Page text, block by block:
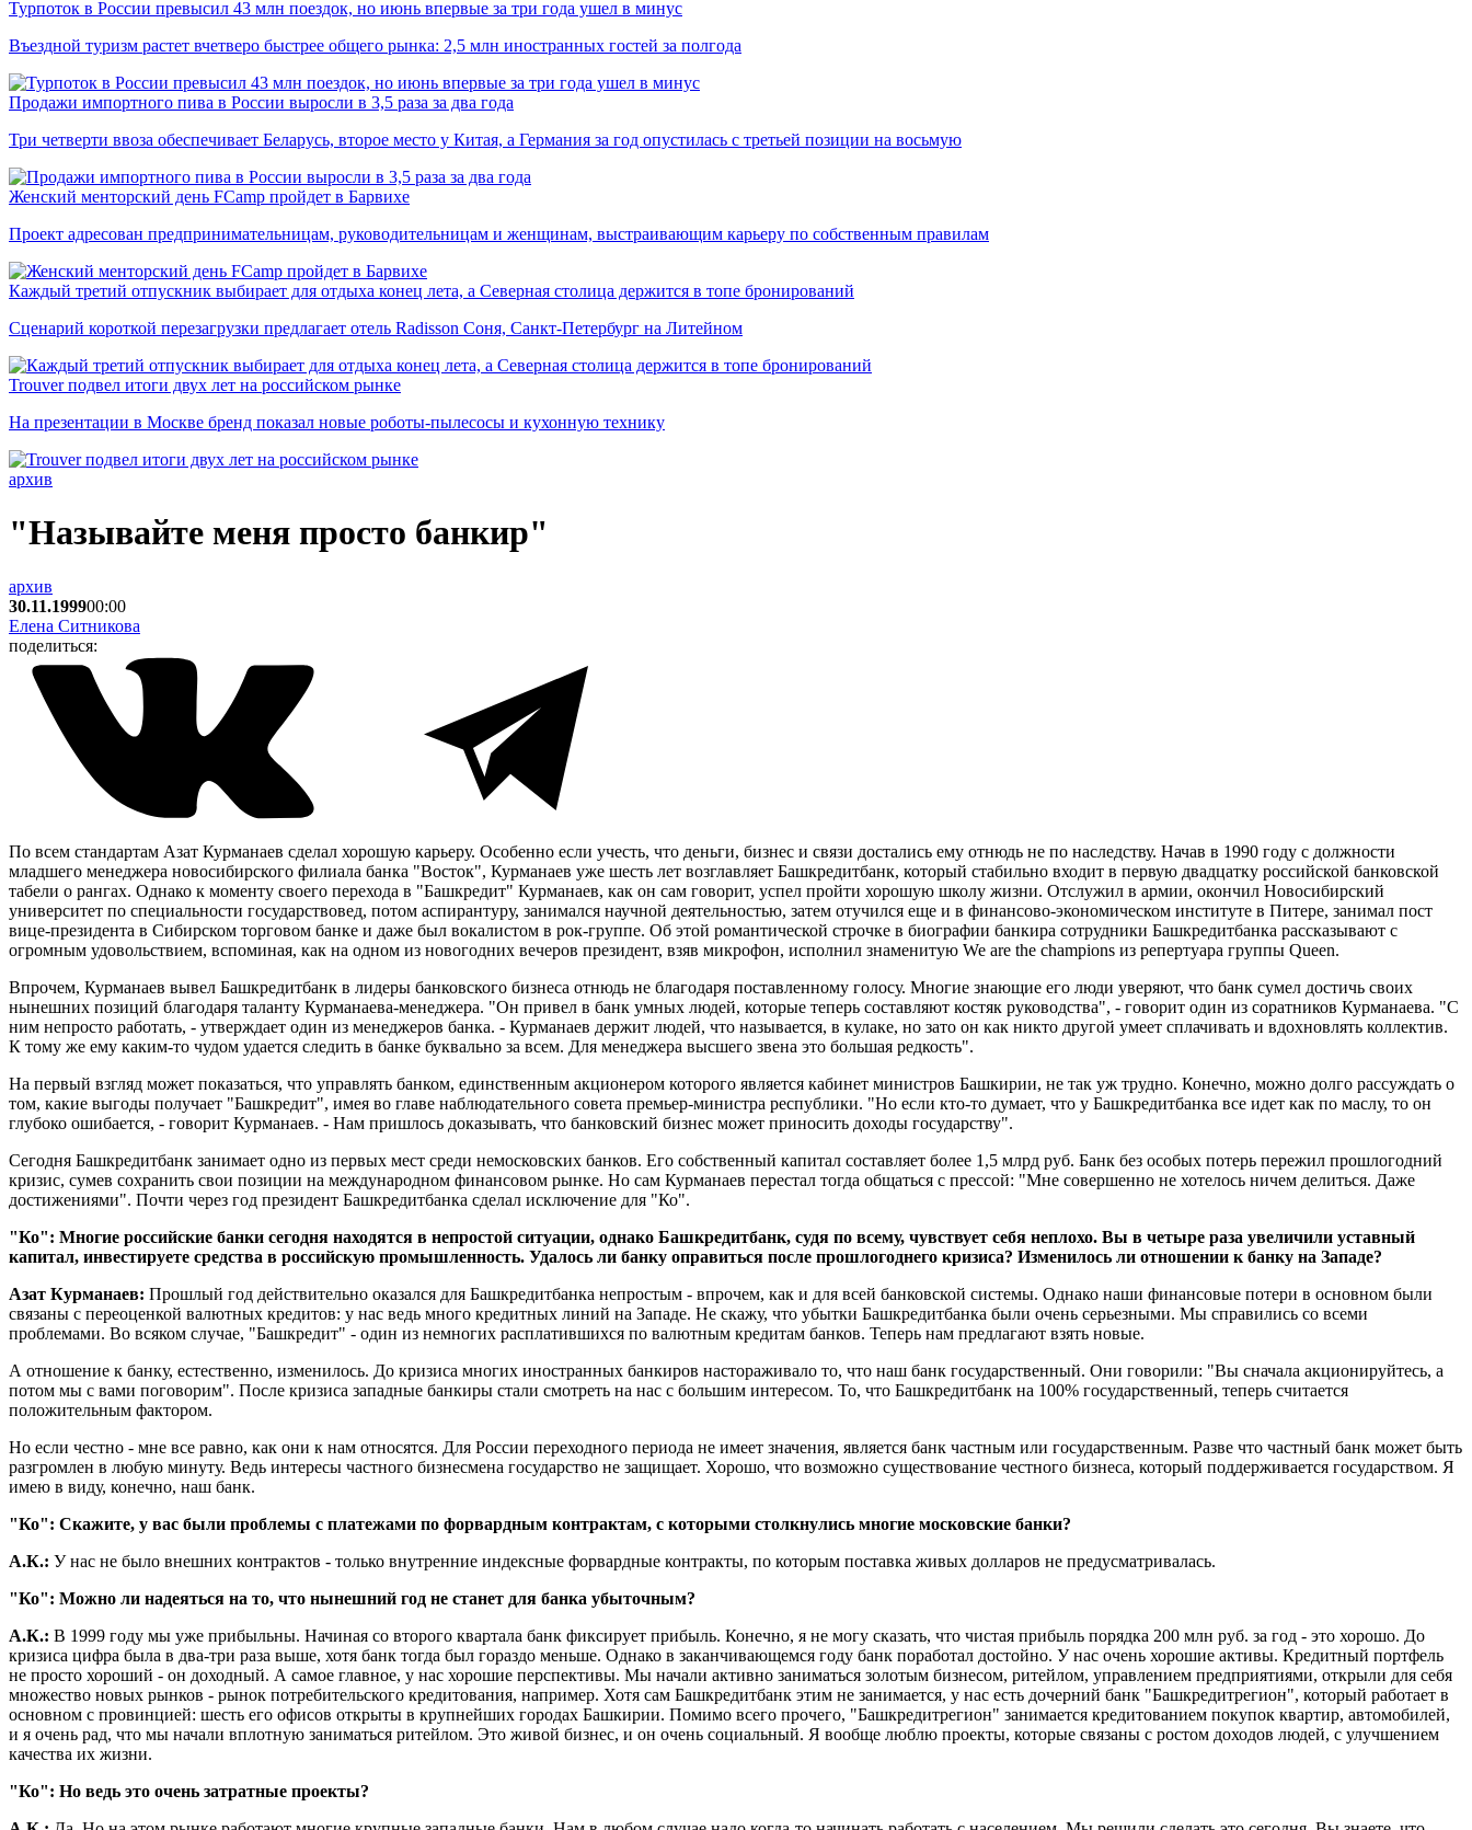
Турпоток в России превысил 43 млн поездок, но июнь впервые за три года ушел в минус
Въездной туризм растет вчетверо быстрее общего рынка: 2,5 млн иностранных гостей за полгода
Продажи импортного пива в России выросли в 3,5 раза за два года
Три четверти ввоза обеспечивает Беларусь, второе место у Китая, а Германия за год опустилась с третьей позиции на восьмую
Женский менторский день FCamp пройдет в Барвихе
Проект адресован предпринимательницам, руководительницам и женщинам, выстраивающим карьеру по собственным правилам
Каждый третий отпускник выбирает для отдыха конец лета, а Северная столица держится в топе бронирований
Сценарий короткой перезагрузки предлагает отель Radisson Соня, Санкт-Петербург на Литейном
Trouver подвел итоги двух лет на российском рынке
На презентации в Москве бренд показал новые роботы-пылесосы и кухонную технику
архив
"Называйте меня просто банкир"
архив
30.11.199900:00
Елена Ситникова
поделиться:
По всем стандартам Азат Курманаев сделал хорошую карьеру. Особенно если учесть, что деньги, бизнес и связи достались ему отнюдь не по наследству. Начав в 1990 году с должности
младшего менеджера новосибирского филиала банка "Восток", Курманаев уже шесть лет возглавляет Башкредитбанк, который стабильно входит в первую двадцатку российской банковской
табели о рангах. Однако к моменту своего перехода в "Башкредит" Курманаев, как он сам говорит, успел пройти хорошую школу жизни. Отслужил в армии, окончил Новосибирский
университет по специальности государствовед, потом аспирантуру, занимался научной деятельностью, затем отучился еще и в финансово-экономическом институте в Питере, занимал пост
вице-президента в Сибирском торговом банке и даже был вокалистом в рок-группе. Об этой романтической строчке в биографии банкира сотрудники Башкредитбанка рассказывают с
огромным удовольствием, вспоминая, как на одном из новогодних вечеров президент, взяв микрофон, исполнил знаменитую We are the champions из репертуара группы Queen.
Впрочем, Курманаев вывел Башкредитбанк в лидеры банковского бизнеса отнюдь не благодаря поставленному голосу. Многие знающие его люди уверяют, что банк сумел достичь своих
нынешних позиций благодаря таланту Курманаева-менеджера. "Он привел в банк умных людей, которые теперь составляют костяк руководства", - говорит один из соратников Курманаева. "С
ним непросто работать, - утверждает один из менеджеров банка. - Курманаев держит людей, что называется, в кулаке, но зато он как никто другой умеет сплачивать и вдохновлять коллектив.
К тому же ему каким-то чудом удается следить в банке буквально за всем. Для менеджера высшего звена это большая редкость".
На первый взгляд может показаться, что управлять банком, единственным акционером которого является кабинет министров Башкирии, не так уж трудно. Конечно, можно долго рассуждать о
том, какие выгоды получает "Башкредит", имея во главе наблюдательного совета премьер-министра республики. "Но если кто-то думает, что у Башкредитбанка все идет как по маслу, то он
глубоко ошибается, - говорит Курманаев. - Нам пришлось доказывать, что банковский бизнес может приносить доходы государству".
Сегодня Башкредитбанк занимает одно из первых мест среди немосковских банков. Его собственный капитал составляет более 1,5 млрд руб. Банк без особых потерь пережил прошлогодний
кризис, сумев сохранить свои позиции на международном финансовом рынке. Но сам Курманаев перестал тогда общаться с прессой: "Мне совершенно не хотелось ничем делиться. Даже
достижениями". Почти через год президент Башкредитбанка сделал исключение для "Ко".
"Ко": Многие российские банки сегодня находятся в непростой ситуации, однако Башкредитбанк, судя по всему, чувствует себя неплохо. Вы в четыре раза увеличили уставный
капитал, инвестируете средства в российскую промышленность. Удалось ли банку оправиться после прошлогоднего кризиса? Изменилось ли отношении к банку на Западе?
Азат Курманаев: Прошлый год действительно оказался для Башкредитбанка непростым - впрочем, как и для всей банковской системы. Однако наши финансовые потери в основном были
связаны с переоценкой валютных кредитов: у нас ведь много кредитных линий на Западе. Не скажу, что убытки Башкредитбанка были очень серьезными. Мы справились со всеми
проблемами. Во всяком случае, "Башкредит" - один из немногих расплатившихся по валютным кредитам банков. Теперь нам предлагают взять новые.
А отношение к банку, естественно, изменилось. До кризиса многих иностранных банкиров настораживало то, что наш банк государственный. Они говорили: "Вы сначала акционируйтесь, а
потом мы с вами поговорим". После кризиса западные банкиры стали смотреть на нас с большим интересом. То, что Башкредитбанк на 100% государственный, теперь считается
положительным фактором.
Но если честно - мне все равно, как они к нам относятся. Для России переходного периода не имеет значения, является банк частным или государственным. Разве что частный банк может быть
разгромлен в любую минуту. Ведь интересы частного бизнесмена государство не защищает. Хорошо, что возможно существование честного бизнеса, который поддерживается государством. Я
имею в виду, конечно, наш банк.
"Ко": Скажите, у вас были проблемы с платежами по форвардным контрактам, с которыми столкнулись многие московские банки?
А.К.: У нас не было внешних контрактов - только внутренние индексные форвардные контракты, по которым поставка живых долларов не предусматривалась.
"Ко": Можно ли надеяться на то, что нынешний год не станет для банка убыточным?
А.К.: В 1999 году мы уже прибыльны. Начиная со второго квартала банк фиксирует прибыль. Конечно, я не могу сказать, что чистая прибыль порядка 200 млн руб. за год - это хорошо. До
кризиса цифра была в два-три раза выше, хотя банк тогда был гораздо меньше. Однако в заканчивающемся году банк поработал достойно. У нас очень хорошие активы. Кредитный портфель
не просто хороший - он доходный. А самое главное, у нас хорошие перспективы. Мы начали активно заниматься золотым бизнесом, ритейлом, управлением предприятиями, открыли для себя
множество новых рынков - рынок потребительского кредитования, например. Хотя сам Башкредитбанк этим не занимается, у нас есть дочерний банк "Башкредитрегион", который работает в
основном с провинцией: шесть его офисов открыты в крупнейших городах Башкирии. Помимо всего прочего, "Башкредитрегион" занимается кредитованием покупок квартир, автомобилей,
и я очень рад, что мы начали вплотную заниматься ритейлом. Это живой бизнес, и он очень социальный. Я вообще люблю проекты, которые связаны с ростом доходов людей, с улучшением
качества их жизни.
"Ко": Но ведь это очень затратные проекты?